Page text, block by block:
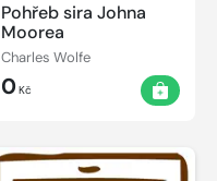
Pohřeb sira Johna
Moorea
Charles Wolfe
0Kč